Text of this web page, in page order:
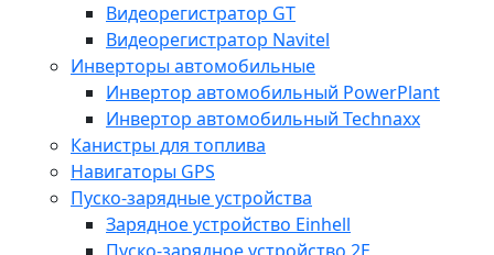
Видеорегистратор GT
Видеорегистратор Navitel
Инверторы автомобильные
Инвертор автомобильный PowerPlant
Инвертор автомобильный Technaxx
Канистры для топлива
Навигаторы GPS
Пуско-зарядные устройства
Зарядное устройство Einhell